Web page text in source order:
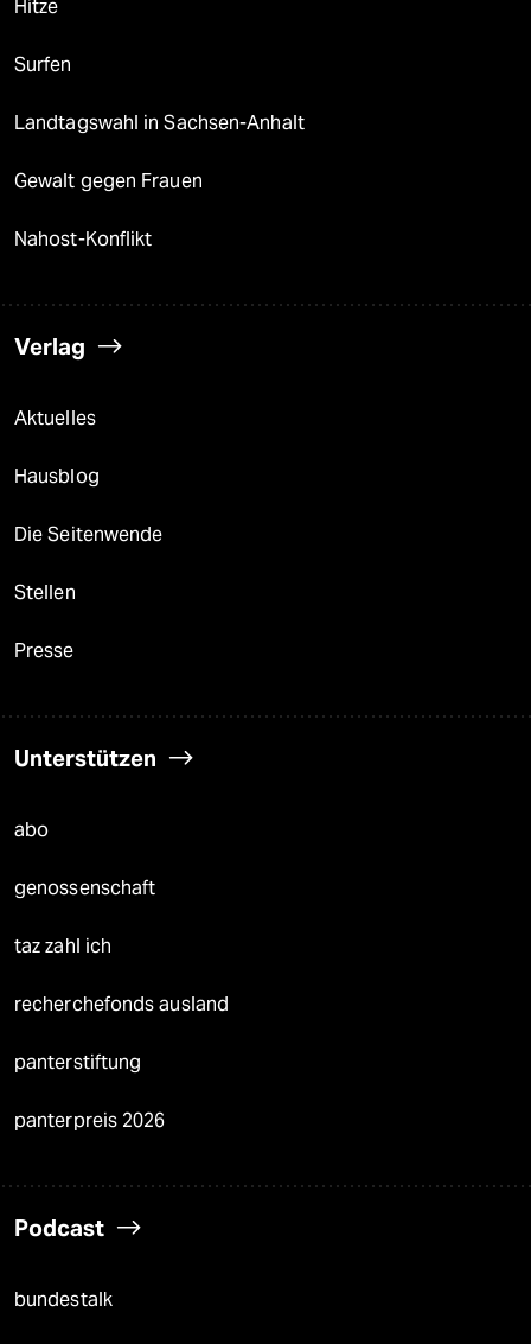
Hitze
Surfen
Landtagswahl in Sachsen-Anhalt
Gewalt gegen Frauen
Nahost-Konflikt
Verlag
Aktuelles
Hausblog
Die Seitenwende
Stellen
Presse
Unterstützen
abo
genossenschaft
taz zahl ich
recherchefonds ausland
panterstiftung
panterpreis 2026
Podcast
bundestalk